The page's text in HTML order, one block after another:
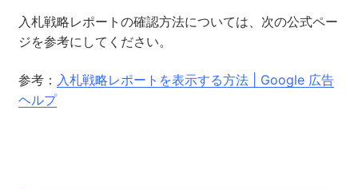
入札戦略レポートの確認方法については、次の公式ペー
ジを参考にしてください。
参考： 入札戦略レポートを表示する方法 | Google 広告
ヘルプ